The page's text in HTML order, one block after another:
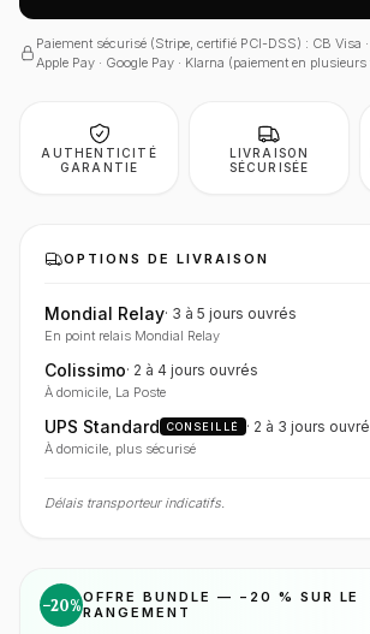
Paiement sécurisé (Stripe, certifié PCI-DSS) : CB Visa ·
Apple Pay · Google Pay · Klarna (paiement en
AUTHENTICITÉ
GARANTIE
LIVRAISON
SÉCURISÉE
OPTIONS DE LIVRAISON
Mondial Relay· 3 à 5 jours ouvrés
En point relais Mondial Relay
Colissimo· 2 à 4 jours ouvrés
À domicile, La Poste
UPS Standard CONSEILLÉ · 2 à 3 jours
À domicile, plus sécurisé
Délais transporteur indicatifs.
−20%OFFRE BUNDLE — − 20 % SUR LE
RANGEMENT